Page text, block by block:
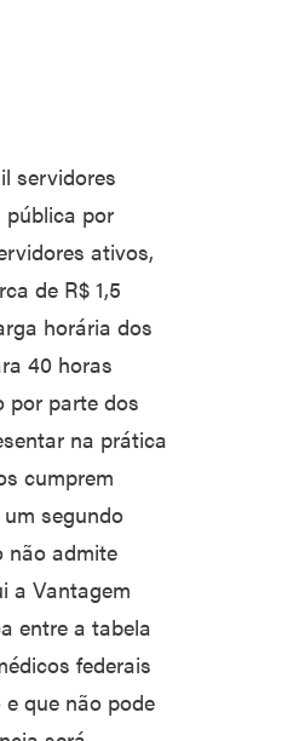
servidores
pública por
ativos,
de R$ 1,5
horária dos
40 horas
por parte dos
na prática
cumprem
segundo
não admite
a Vantagem
entre a tabela
federais
que não pode